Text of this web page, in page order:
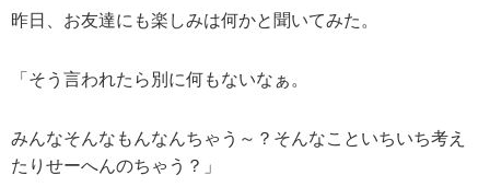
昨日、お友達にも楽しみは何かと聞いてみた。
「そう言われたら別に何もないなぁ。
みんなそんなもんなんちゃう～？そんなこといちいち考え
たりせーへんのちゃう？」